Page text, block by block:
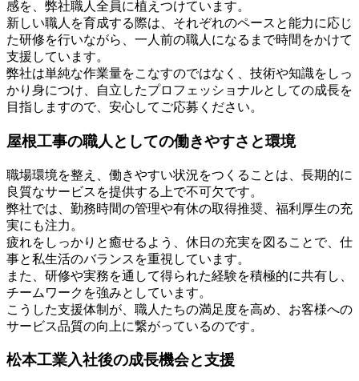
感を、弊社職人全員に植えつけています。
新しい職人を育成する際は、それぞれのペースと能力に応じ
た研修を行いながら、一人前の職人になるまで時間をかけて
支援しています。
弊社は単純な作業量をこなすのではなく、技術や知識をしっ
かり身につけ、自立したプロフェッショナルとしての成長を
目指しますので、安心してご応募ください。
屋根工事の職人としての働きやすさと環境
職場環境を整え、働きやすい状況をつくることは、長期的に
良質なサービスを提供する上で不可欠です。
弊社では、勤務時間の管理や有休の取得推奨、福利厚生の充
実にも注力。
疲れをしっかりと癒せるよう、休日の充実を図ることで、仕
事と私生活のバランスを重視しています。
また、研修や実務を通して得られた経験を積極的に共有し、
チームワークを強みとしています。
こうした支援体制が、職人たちの満足度を高め、お客様への
サービス品質の向上に繋がっているのです。
松本工業入社後の成長機会と支援